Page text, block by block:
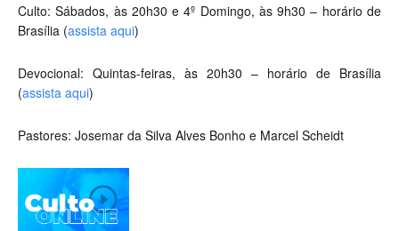
Culto: Sábados, às 20h30 e 4º Domingo, às 9h30 – horário de
Brasília (assista aqui)
Devocional: Quintas-feiras, às 20h30 – horário de Brasília
(assista aqui)
Pastores: Josemar da Silva Alves Bonho e Marcel Scheidt